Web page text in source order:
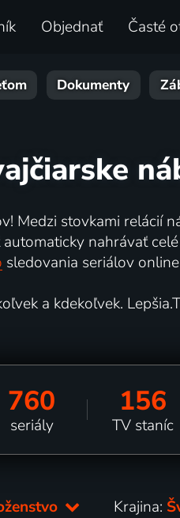
Objednať Časté
Dokumenty
Medzi stovkami relácií
nahrávať
sledovania seriálov online
a kdekoľvek.
760
seriály
156
TV staníc
Krajina: